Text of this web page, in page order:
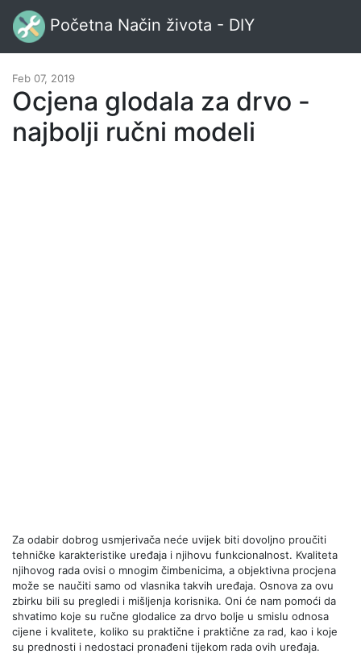
Početna Način života - DIY
Feb 07, 2019
Ocjena glodala za drvo -
najbolji ručni modeli
Za odabir dobrog usmjerivača neće uvijek biti dovoljno proučiti
tehničke karakteristike uređaja i njihovu funkcionalnost. Kvaliteta
njihovog rada ovisi o mnogim čimbenicima, a objektivna procjena
može se naučiti samo od vlasnika takvih uređaja. Osnova za ovu
zbirku bili su pregledi i mišljenja korisnika. Oni će nam pomoći da
shvatimo koje su ručne glodalice za drvo bolje u smislu odnosa
cijene i kvalitete, koliko su praktične i praktične za rad, kao i koje
su prednosti i nedostaci pronađeni tijekom rada ovih uređaja.